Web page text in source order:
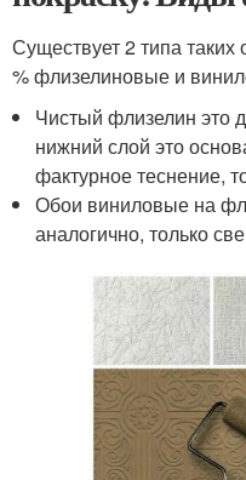
Существует 2 типа
% флизелиновые и
Чистый флизелин это
нижний слой это
фактурное теснение,
Обои виниловые на
аналогично, только